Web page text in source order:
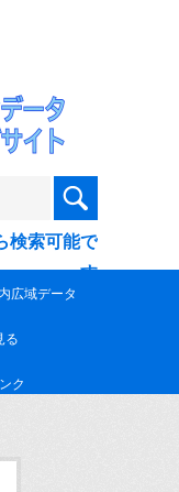
検索可能で
す
広域データ
る
ク